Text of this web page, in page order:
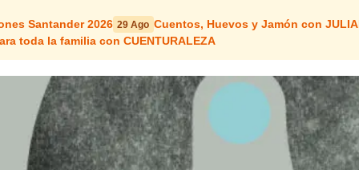
Santander 2026 29 Ago Cuentos, Huevos y Jamón con
toda la familia con CUENTURALEZA